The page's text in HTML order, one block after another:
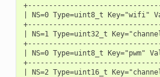
| NS=0 Type=uint8_t
| NS=1 Type=uint32_t
| NS=0 Type=uint8_t
| NS=2 Type=uint16_t